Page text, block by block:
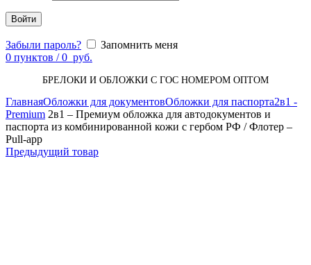
Войти
Забыли пароль?
Запомнить меня
0 пунктов / 0 руб.
БРЕЛОКИ И ОБЛОЖКИ С ГОС НОМЕРОМ ОПТОМ
ГлавнаяОбложки для документовОбложки для паспорта2в1 -
Premium 2в1 – Премиум обложка для автодокументов и
паспорта из комбинированной кожи с гербом РФ / Флотер –
Pull-app
Предыдущий товар